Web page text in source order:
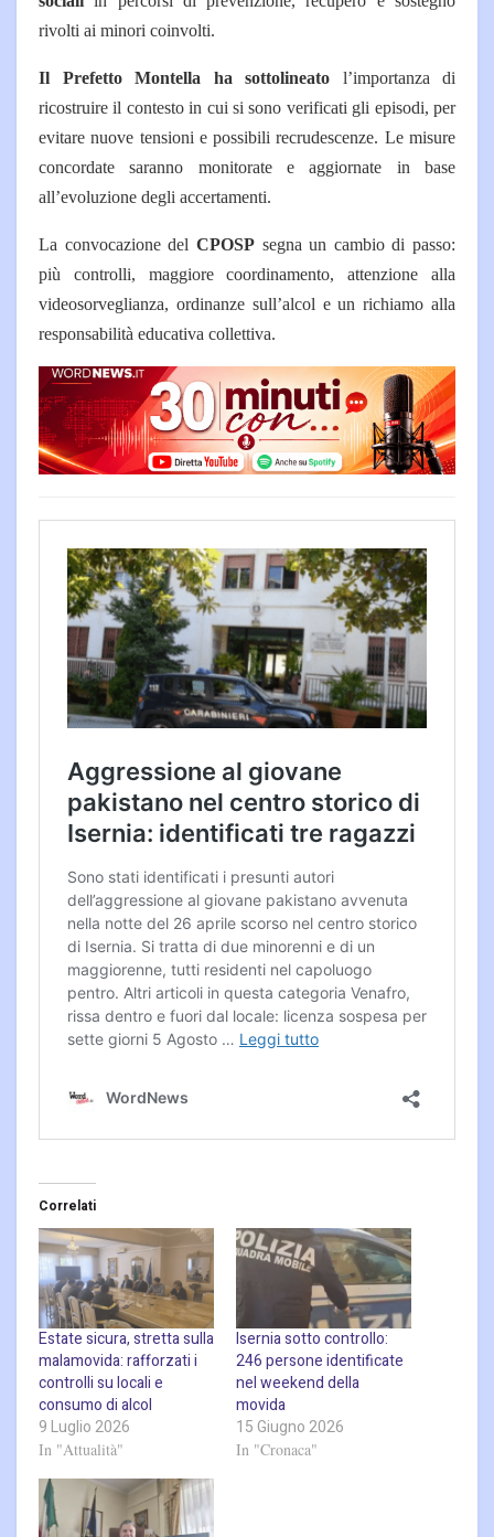
rivolti ai minori coinvolti.
Il Prefetto Montella ha sottolineato l’importanza di
ricostruire il contesto in cui si sono verificati gli episodi, per
evitare nuove tensioni e possibili recrudescenze. Le misure
concordate saranno monitorate e aggiornate in base
all’evoluzione degli accertamenti.
La convocazione del CPOSPsegna un cambio di passo:
più controlli, maggiore coordinamento, attenzione alla
videosorveglianza, ordinanze sull’alcol e un richiamo alla
responsabilità educativa collettiva.
Correlati
Estate sicura, stretta sulla
malamovida: rafforzati i
controlli su locali e
consumo di alcol
9 Luglio 2026
In "Attualità"
Isernia sotto controllo:
246 persone identificate
nel weekend della
movida
15 Giugno 2026
In "Cronaca"